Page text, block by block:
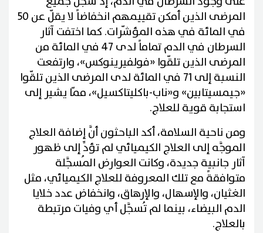
المرضى الذين أمكن تقييمهم انخفاضاً لا يقلّ عن 50
في المائة في هذه المؤشّرات. كما اختفت آثار
السرطان في الدم تماماً لدى 47 في المائة من
المرضى الذين تلقّوا «فولفيرينوكس»، وارتفعت
النسبة إلى 71 في المائة لدى المرضى الذين تلقّوا
«جيمسيتابين» و«ناب-باكليتاكسيل»، ممّا يشير إلى
استجابة قوية للعلاج.
ومن ناحية السلامة، أكد الباحثون أنَّ إضافة العلاج
الموجَّه إلى العلاج الكيميائي لم تؤدِّ إلى ظهور
آثار جانبية جديدة، وكانت العوارض المُسجَّلة
متوافقةً مع تلك المعروفة للعلاج الكيميائي، مثل
الغثيان، والإسهال، والإرهاق، وانخفاض عدد خلايا
الدم البيضاء، بينما لم تُسجَّل أي وفيات مرتبطة
بالعلاج.